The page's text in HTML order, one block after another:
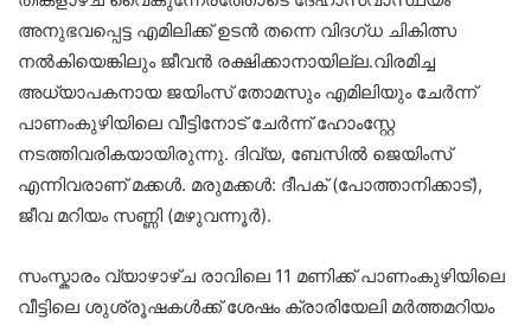
അനുഭവപ്പെട്ട എമിലിക്ക് ഉടൻ തന്നെ വിദഗ്ധ ചികിത്സ
നൽകിയെങ്കിലും ജീവൻ രക്ഷിക്കാനായില്ല.വിരമിച്ച
അധ്യാപകനായ ജയിംസ് തോമസും എമിലിയും ചേർന്ന്
പാണംകുഴിയിലെ വീട്ടിനോട് ചേർന്ന് ഹോംസ്റ്റേ
നടത്തിവരികയായിരുന്നു. ദിവ്യ, ബേസിൽ ജെയിംസ്
എന്നിവരാണ് മക്കൾ. മരുമക്കൾ: ദീപക് (പോത്താനിക്കാട്),
ജീവ മറിയം സണ്ണി (മഴുവന്നൂർ).
സംസ്കാരം വ്യാഴാഴ്ച രാവിലെ 11 മണിക്ക് പാണംകുഴിയിലെ
വീട്ടിലെ ശുശ്രൂഷകൾക്ക് ശേഷം ക്രാരിയേലി മർത്തമറിയം